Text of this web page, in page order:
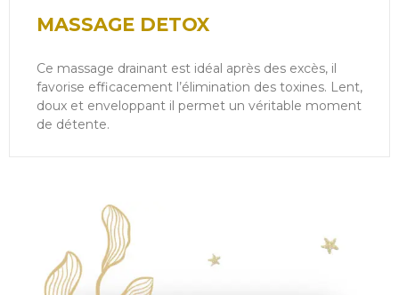
MASSAGE DETOX
Ce massage drainant est idéal après des excès, il
favorise efficacement l’élimination des toxines. Lent,
doux et enveloppant il permet un véritable moment
de détente.